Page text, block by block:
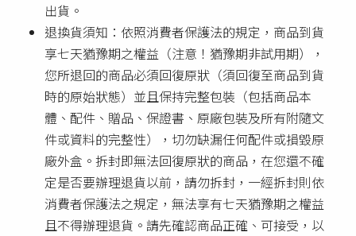
出貨。
退換貨須知：依照消費者保護法的規定，商品到貨
享七天猶豫期之權益（注意！猶豫期非試用期），
您所退回的商品必須回復原狀（須回復至商品到貨
時的原始狀態）並且保持完整包裝（包括商品本
體、配件、贈品、保證書、原廠包裝及所有附隨文
件或資料的完整性），切勿缺漏任何配件或損毀原
廠外盒。拆封即無法回復原狀的商品，在您還不確
定是否要辦理退貨以前，請勿拆封，一經拆封則依
消費者保護法之規定，無法享有七天猶豫期之權益
且不得辦理退貨。請先確認商品正確、可接受，以